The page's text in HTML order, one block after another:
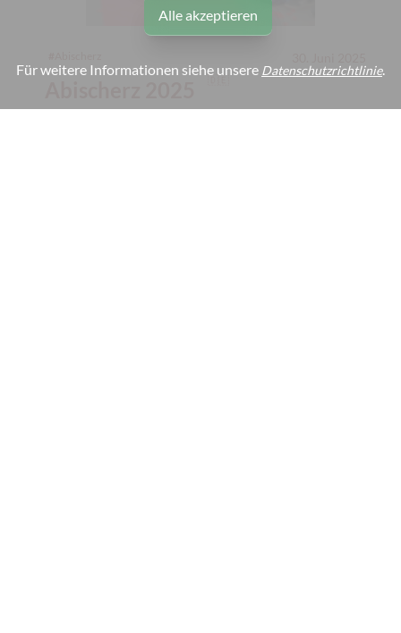
Alle akzeptieren
Für weitere Informationen siehe unsere Datenschutzrichtlinie.